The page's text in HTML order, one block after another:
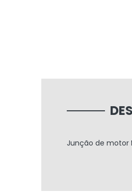
Junção de motor